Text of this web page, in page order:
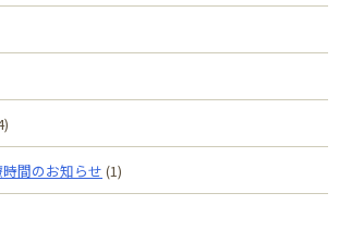
間のお知らせ (1)